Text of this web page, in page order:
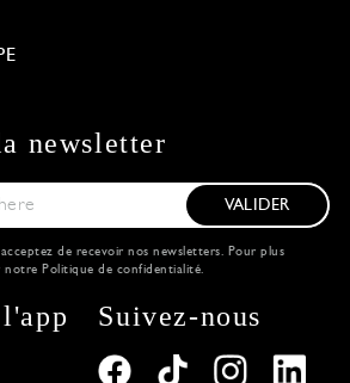
newsletter
VALIDER
de recevoir nos newsletters. Pour plus
notre Politique de confidentialité.
Suivez-nous